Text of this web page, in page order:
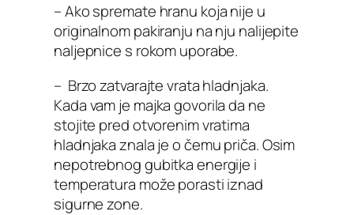
– Ako spremate hranu koja nije u
originalnom pakiranju na nju nalijepite
naljepnice s rokom uporabe.
– Brzo zatvarajte vrata hladnjaka.
Kada vam je majka govorila da ne
stojite pred otvorenim vratima
hladnjaka znala je o čemu priča. Osim
nepotrebnog gubitka energije i
temperatura može porasti iznad
sigurne zone.